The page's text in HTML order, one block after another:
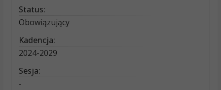
Status:
Obowiązujący
Kadencja:
2024-2029
Sesja:
-